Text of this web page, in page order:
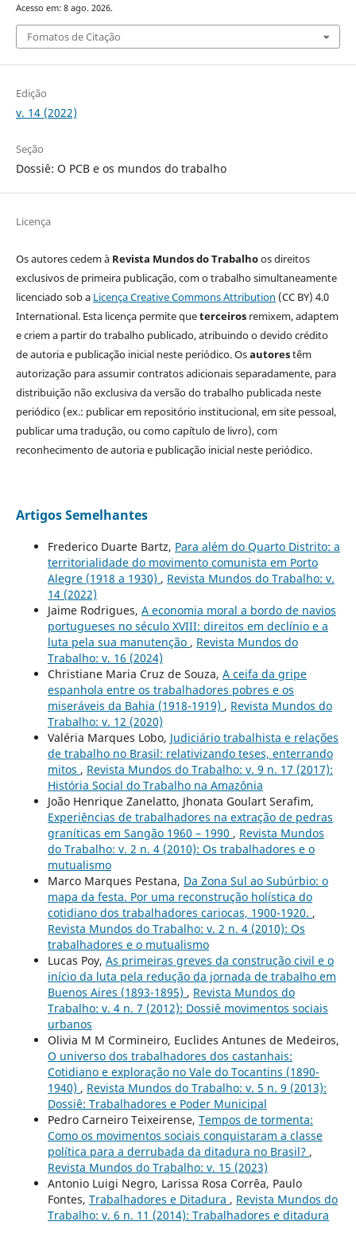
Acesso em: 8 ago. 2026.
Fomatos de Citação
Edição
v. 14 (2022)
Seção
Dossiê: O PCB e os mundos do trabalho
Licença
Os autores cedem à Revista Mundos do Trabalhoos direitos
exclusivos de primeira publicação, com o trabalho simultaneamente
licenciado sob a Licença Creative Commons Attribution (CC BY) 4.0
International. Esta licença permite queterceirosremixem, adaptem
e criem a partir do trabalho publicado, atribuindo o devido crédito
de autoria e publicação inicial neste periódico. Osautorestêm
autorização para assumir contratos adicionais separadamente, para
distribuição não exclusiva da versão do trabalho publicada neste
periódico (ex.: publicar em repositório institucional, em site pessoal,
publicar uma tradução, ou como capítulo de livro), com
reconhecimento de autoria e publicação inicial neste periódico.
Artigos Semelhantes
Frederico Duarte Bartz, Para além do Quarto Distrito: a
territorialidade do movimento comunista em Porto
Alegre (1918 a 1930) , Revista Mundos do Trabalho: v.
14 (2022)
Jaime Rodrigues, A economia moral a bordo de navios
portugueses no século XVIII: direitos em declínio e a
luta pela sua manutenção , Revista Mundos do
Trabalho: v. 16 (2024)
Christiane Maria Cruz de Souza, A ceifa da gripe
espanhola entre os trabalhadores pobres e os
miseráveis da Bahia (1918-1919) , Revista Mundos do
Trabalho: v. 12 (2020)
Valéria Marques Lobo, Judiciário trabalhista e relações
de trabalho no Brasil: relativizando teses, enterrando
mitos , Revista Mundos do Trabalho: v. 9 n. 17 (2017):
História Social do Trabalho na Amazônia
João Henrique Zanelatto, Jhonata Goulart Serafim,
Experiências de trabalhadores na extração de pedras
graníticas em Sangão 1960 – 1990 , Revista Mundos
do Trabalho: v. 2 n. 4 (2010): Os trabalhadores e o
mutualismo
Marco Marques Pestana, Da Zona Sul ao Subúrbio: o
mapa da festa. Por uma reconstrução holística do
cotidiano dos trabalhadores cariocas, 1900-1920. ,
Revista Mundos do Trabalho: v. 2 n. 4 (2010): Os
trabalhadores e o mutualismo
Lucas Poy, As primeiras greves da construção civil e o
início da luta pela redução da jornada de trabalho em
Buenos Aires (1893-1895) , Revista Mundos do
Trabalho: v. 4 n. 7 (2012): Dossiê movimentos sociais
urbanos
Olivia M M Cormineiro, Euclides Antunes de Medeiros,
O universo dos trabalhadores dos castanhais:
Cotidiano e exploração no Vale do Tocantins (1890-
1940) , Revista Mundos do Trabalho: v. 5 n. 9 (2013):
Dossiê: Trabalhadores e Poder Municipal
Pedro Carneiro Teixeirense, Tempos de tormenta:
Como os movimentos sociais conquistaram a classe
política para a derrubada da ditadura no Brasil? ,
Revista Mundos do Trabalho: v. 15 (2023)
Antonio Luigi Negro, Larissa Rosa Corrêa, Paulo
Fontes, Trabalhadores e Ditadura , Revista Mundos do
Trabalho: v. 6 n. 11 (2014): Trabalhadores e ditadura